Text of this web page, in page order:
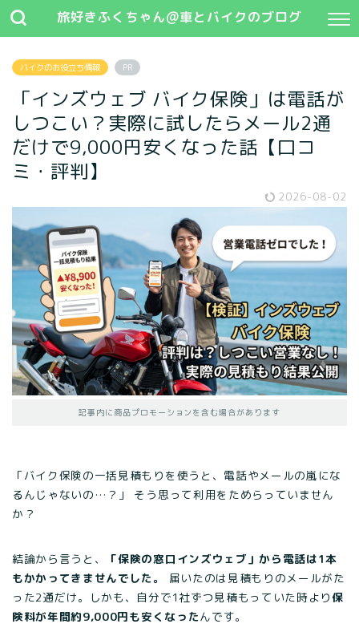
旅好きふくちゃん@車とバイクのブログ
バイクのお役立ち情報 PR
「インズウェブ バイク保険」は電話が
しつこい？実際に試したらメール2通
だけで9,000円安くなった話【口コ
ミ・評判】
2026-08-02
記事内に商品プロモーションを含む場合があります
「バイク保険の一括見積もりを使うと、電話やメールの嵐にな
るんじゃないの…？」 そう思って利用をためらっていません
か？
結論から言うと、
「保険の窓口インズウェブ」から電話は1本
もかかってきませんでした。
届いたのは見積もりのメールがた
った2通だけ。しかも、自分で1社ずつ見積もっていた時より保
険料が年間約9,000円も安くなったんです。